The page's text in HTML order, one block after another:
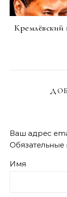
Кремлёвский
Ваш адрес
Имя